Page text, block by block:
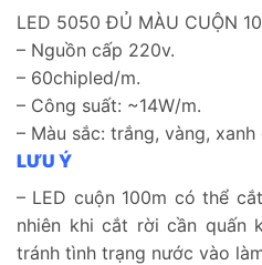
LED 5050 ĐỦ MÀU CUỘN
– Nguồn cấp 220v.
– 60chipled/m.
– Công suất: ~14W/m.
– Màu sắc: trắng, vàng,
LƯU Ý
– LED cuộn 100m có thể
nhiên khi cắt rời cần
tránh tình trạng nước vào